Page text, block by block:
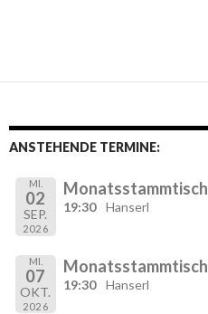
ANSTEHENDE TERMINE:
MI.
02
SEP.
2026
Monatsstammtisch
19:30 Hanserl
MI.
07
OKT.
2026
Monatsstammtisch
19:30 Hanserl